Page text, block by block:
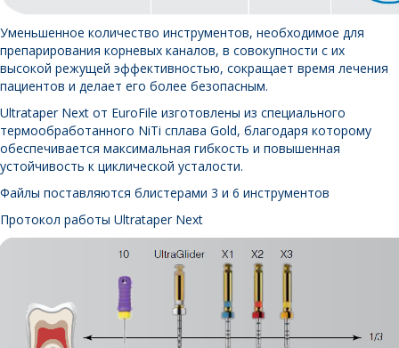
Уменьшенное количество инструментов, необходимое для
препарирования корневых каналов, в совокупности с их
высокой режущей эффективностью, сокращает время лечения
пациентов и делает его более безопасным.
Ultrataper Next от EuroFile изготовлены из специального
термообработанного NiTi сплава Gold, благодаря которому
обеспечивается максимальная гибкость и повышенная
устойчивость к циклической усталости.
Файлы поставляются блистерами 3 и 6 инструментов
Протокол работы Ultrataper Next